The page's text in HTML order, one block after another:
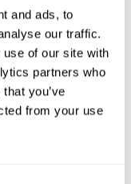
and ads, to
our traffic.
of our site with
partners who
you’ve
from your use
(علينا أن نعرف
الأمكنة أوالأقرباء), أو
قادرا على اعتراف
تقييم
المعرفية المختلفة،
Memory Malingering